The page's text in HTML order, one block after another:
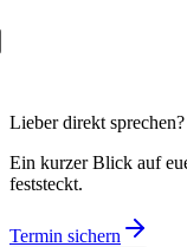
Lieber direkt sprechen?
Ein kurzer Blick auf
feststeckt.
Termin sichern